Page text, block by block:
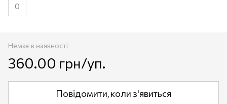
0
Немає в наявності
360.00 грн/уп.
Повідомити, коли з'явиться